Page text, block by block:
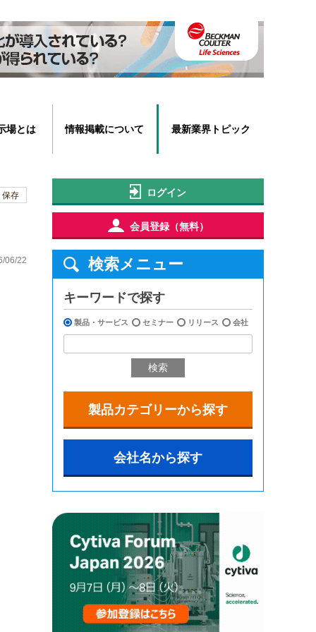
場とは 情報掲載について 最新業界トピック
保存
06/22
ログイン
会員登録（無料）
検索メニュー
キーワードで探す
製品・サービス セミナー リリース 会社
検索
製品カテゴリーから探す
会社名から探す